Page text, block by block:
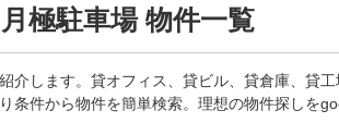
極駐車場 物件一覧
します。貸オフィス、貸ビル、貸倉庫、貸
件から物件を簡単検索。理想の物件探しを